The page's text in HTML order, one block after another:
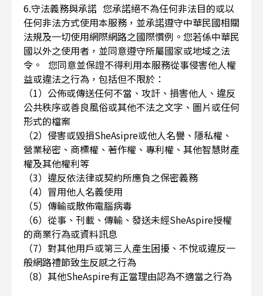
6.守法義務與承諾 您承諾絕不為任何非法目的或以
任何非法方式使用本服務，並承諾遵守中華民國相關
法規及一切使用網際網路之國際慣例。您若係中華民
國以外之使用者，並同意遵守所屬國家或地域之法
令。 您同意並保證不得利用本服務從事侵害他人權
益或違法之行為，包括但不限於：
（1）公佈或傳送任何不當、攻訐、損害他人、違反
公共秩序或善良風俗或其他不法之文字、圖片或任何
形式的檔案
（2）侵害或毀損SheAsipre或他人名譽、隱私權、
營業秘密、商標權、著作權、專利權、其他智慧財產
權及其他權利等
（3）違反依法律或契約所應負之保密義務
（4）冒用他人名義使用
（5）傳輸或散佈電腦病毒
（6）從事、刊載、傳輸、發送未經SheAspire授權
的商業行為或資料訊息
（7）對其他用戶或第三人產生困擾、不悅或違反一
般網路禮節致生反感之行為
（8）其他SheAspire有正當理由認為不適當之行為